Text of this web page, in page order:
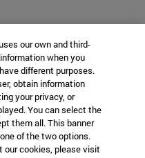
our own and third-
when you
different purposes.
obtain information
your privacy, or
You can select the
them all. This banner
of the two options.
our cookies, please visit